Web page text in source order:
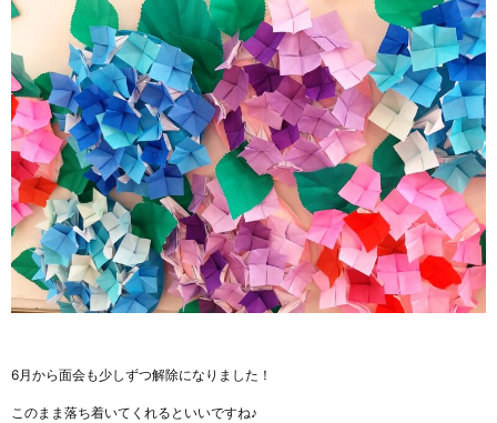
6月から面会も少しずつ解除になりました！
このまま落ち着いてくれるといいですね♪